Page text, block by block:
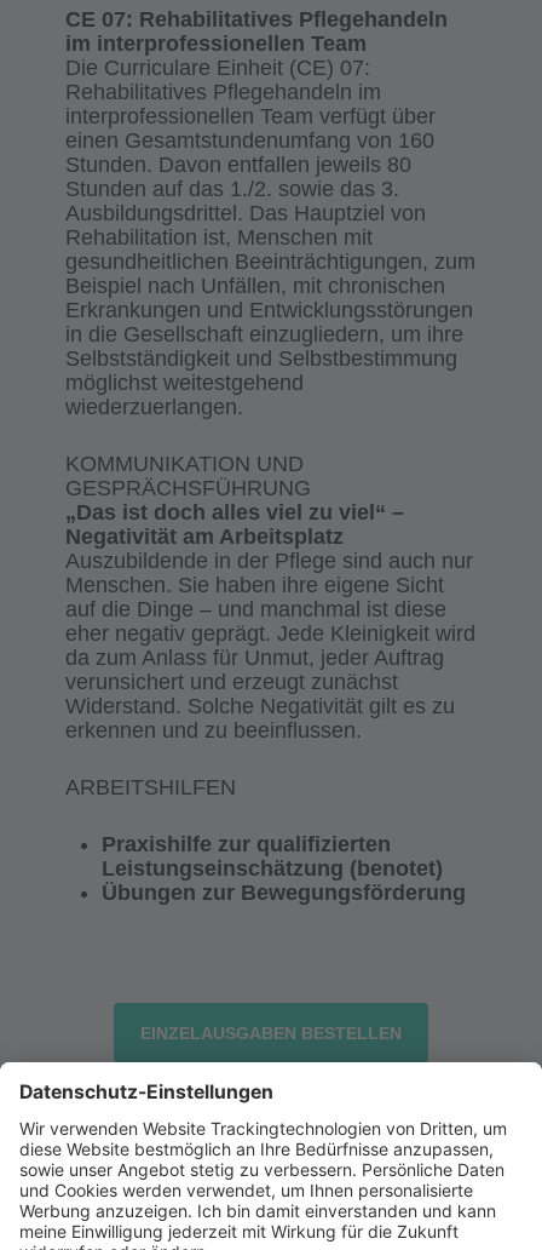
CE 07: Rehabilitatives Pflegehandeln
im interprofessionellen Team
Die Curriculare Einheit (CE) 07:
Rehabilitatives Pflegehandeln im
interprofessionellen Team verfügt über
einen Gesamtstundenumfang von 160
Stunden. Davon entfallen jeweils 80
Stunden auf das 1./2. sowie das 3.
Ausbildungsdrittel. Das Hauptziel von
Rehabilitation ist, Menschen mit
gesundheitlichen Beeinträchtigungen, zum
Beispiel nach Unfällen, mit chronischen
Erkrankungen und Entwicklungsstörungen
in die Gesellschaft einzugliedern, um ihre
Selbstständigkeit und Selbstbestimmung
möglichst weitestgehend
wiederzuerlangen.
KOMMUNIKATION UND
GESPRÄCHSFÜHRUNG
„Das ist doch alles viel zu viel“ –
Negativität am Arbeitsplatz
Auszubildende in der Pflege sind auch nur
Menschen. Sie haben ihre eigene Sicht
auf die Dinge – und manchmal ist diese
eher negativ geprägt. Jede Kleinigkeit wird
da zum Anlass für Unmut, jeder Auftrag
verunsichert und erzeugt zunächst
Widerstand. Solche Negativität gilt es zu
erkennen und zu beeinflussen.
ARBEITSHILFEN
Praxishilfe zur qualifizierten
Leistungseinschätzung (benotet)
Übungen zur Bewegungsförderung
EINZELAUSGABEN BESTELLEN